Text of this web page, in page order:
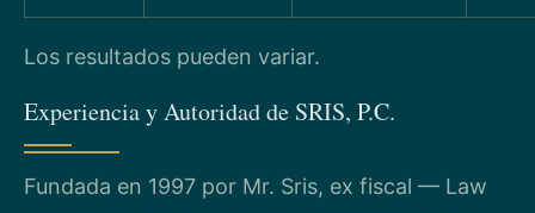
Los resultados pueden variar.
Experiencia y Autoridad de SRIS, P.C.
Fundada en 1997 por Mr. Sris, ex fiscal — Law